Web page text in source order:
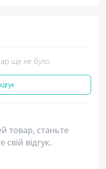
ще не було.
товар, станьте
відгук.